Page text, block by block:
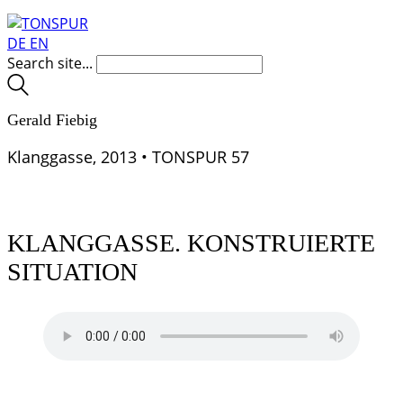
DE EN
Search site...
Gerald Fiebig
Klanggasse, 2013 • TONSPUR 57
KLANGGASSE. KONSTRUIERTE
SITUATION